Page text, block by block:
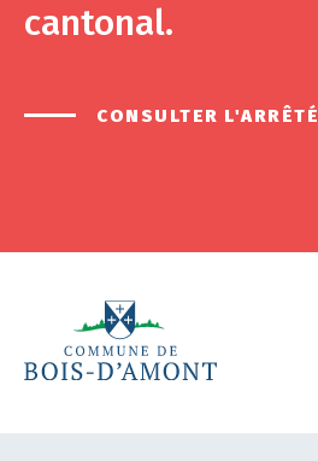
cantonal.
CONSULTER L'ARRÊTÉ